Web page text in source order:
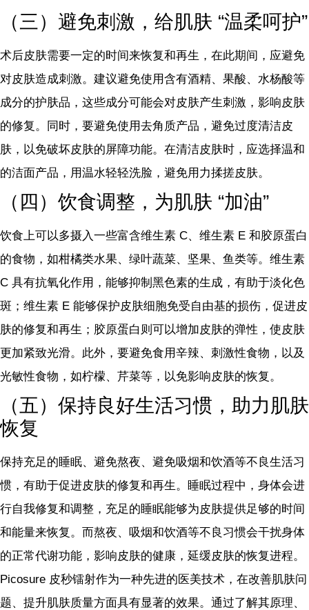
（三）避免刺激，给肌肤 “温柔呵护”
术后皮肤需要一定的时间来恢复和再生，在此期间，应避免
对皮肤造成刺激。建议避免使用含有酒精、果酸、水杨酸等
成分的护肤品，这些成分可能会对皮肤产生刺激，影响皮肤
的修复。同时，要避免使用去角质产品，避免过度清洁皮
肤，以免破坏皮肤的屏障功能。在清洁皮肤时，应选择温和
的洁面产品，用温水轻轻洗脸，避免用力揉搓皮肤。
（四）饮食调整，为肌肤 “加油”
饮食上可以多摄入一些富含维生素 C、维生素 E 和胶原蛋白
的食物，如柑橘类水果、绿叶蔬菜、坚果、鱼类等。维生素
C 具有抗氧化作用，能够抑制黑色素的生成，有助于淡化色
斑；维生素 E 能够保护皮肤细胞免受自由基的损伤，促进皮
肤的修复和再生；胶原蛋白则可以增加皮肤的弹性，使皮肤
更加紧致光滑。此外，要避免食用辛辣、刺激性食物，以及
光敏性食物，如柠檬、芹菜等，以免影响皮肤的恢复。
（五）保持良好生活习惯，助力肌肤
恢复
保持充足的睡眠、避免熬夜、避免吸烟和饮酒等不良生活习
惯，有助于促进皮肤的修复和再生。睡眠过程中，身体会进
行自我修复和调整，充足的睡眠能够为皮肤提供足够的时间
和能量来恢复。而熬夜、吸烟和饮酒等不良习惯会干扰身体
的正常代谢功能，影响皮肤的健康，延缓皮肤的恢复进程。
Picosure 皮秒镭射作为一种先进的医美技术，在改善肌肤问
题、提升肌肤质量方面具有显著的效果。通过了解其原理、